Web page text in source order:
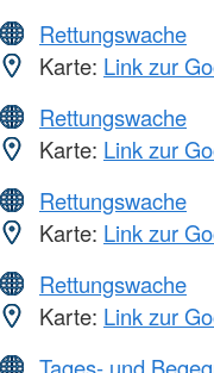
Rettungswache
Karte: Link zur
Rettungswache
Karte: Link zur
Rettungswache
Karte: Link zur
Rettungswache
Karte: Link zur